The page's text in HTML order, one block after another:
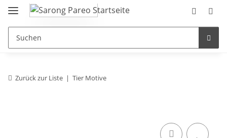
Zurück zur Liste Tier Motive